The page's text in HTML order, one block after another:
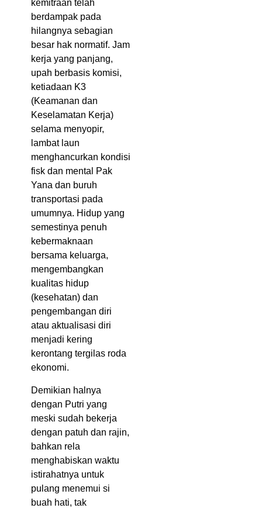
kemitraan telah
berdampak pada
hilangnya sebagian
besar hak normatif. Jam
kerja yang panjang,
upah berbasis komisi,
ketiadaan K3
(Keamanan dan
Keselamatan Kerja)
selama menyopir,
lambat laun
menghancurkan kondisi
fisk dan mental Pak
Yana dan buruh
transportasi pada
umumnya. Hidup yang
semestinya penuh
kebermaknaan
bersama keluarga,
mengembangkan
kualitas hidup
(kesehatan) dan
pengembangan diri
atau aktualisasi diri
menjadi kering
kerontang tergilas roda
ekonomi.
Demikian halnya
dengan Putri yang
meski sudah bekerja
dengan patuh dan rajin,
bahkan rela
menghabiskan waktu
istirahatnya untuk
pulang menemui si
buah hati, tak